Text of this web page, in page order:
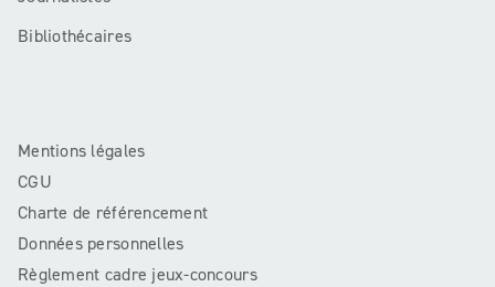
Bibliothécaires
Mentions légales
CGU
Charte de référencement
Données personnelles
Règlement cadre jeux-concours